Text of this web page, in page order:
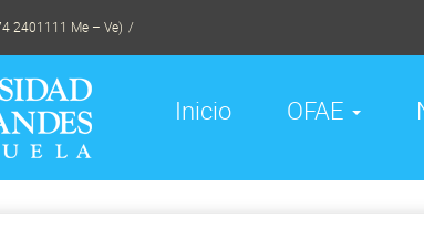
2401111 Me – Ve)
Inicio OFAE